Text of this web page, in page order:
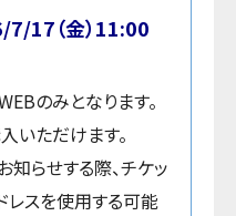
7/17（金）11:00
のみとなります。
いただけます。
らせする際、チケッ
レスを使用する可能